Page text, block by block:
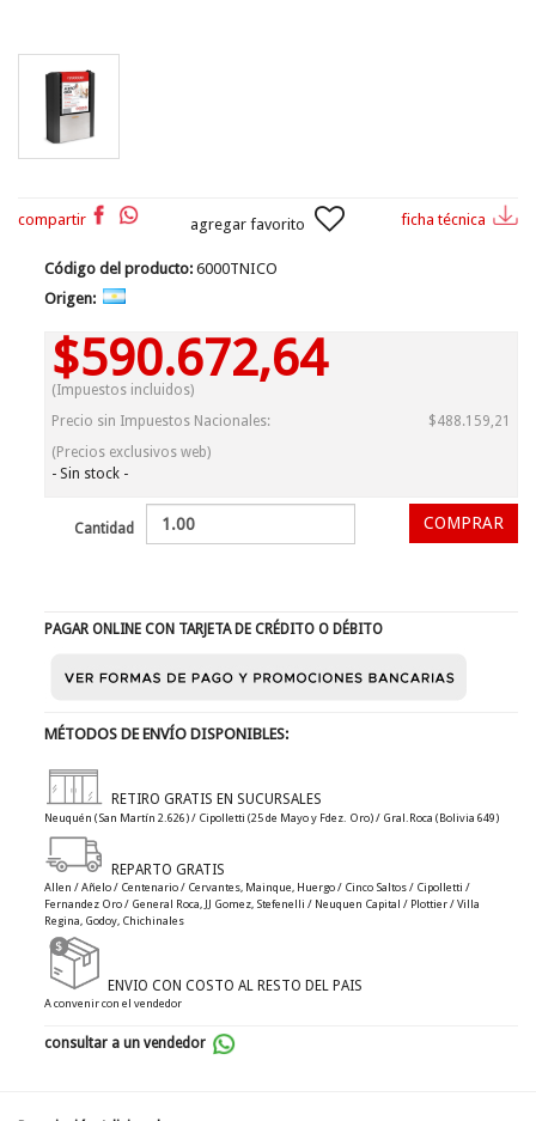
compartir agregar favorito ficha técnica
Código del producto: 6000TNICO
Origen:
$590.672,64
(Impuestos incluidos)
Precio sin Impuestos Nacionales:
$488.159,21
(Precios exclusivos web)
- Sin stock -
Cantidad
PAGAR ONLINE CON TARJETA DE CRÉDITO O DÉBITO
MÉTODOS DE ENVÍO DISPONIBLES:
RETIRO GRATIS EN SUCURSALES
Neuquén (San Martín 2.626) / Cipolletti (25 de Mayo y Fdez. Oro) / Gral.Roca (Bolivia 649)
REPARTO GRATIS
Allen / Añelo / Centenario / Cervantes, Mainque, Huergo / Cinco Saltos / Cipolletti /
Fernandez Oro / General Roca, JJ Gomez, Stefenelli / Neuquen Capital / Plottier / Villa
Regina, Godoy, Chichinales
ENVIO CON COSTO AL RESTO DEL PAIS
A convenir con el vendedor
consultar a un vendedor